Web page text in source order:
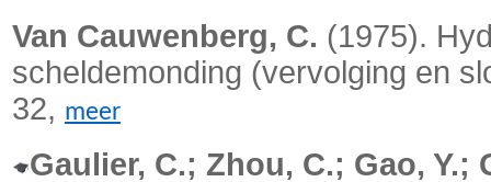
Van Cauwenberg, C. (1975).
scheldemonding (vervolging en
32, meer
Gaulier, C.; Zhou, C.; Gao, Y.;